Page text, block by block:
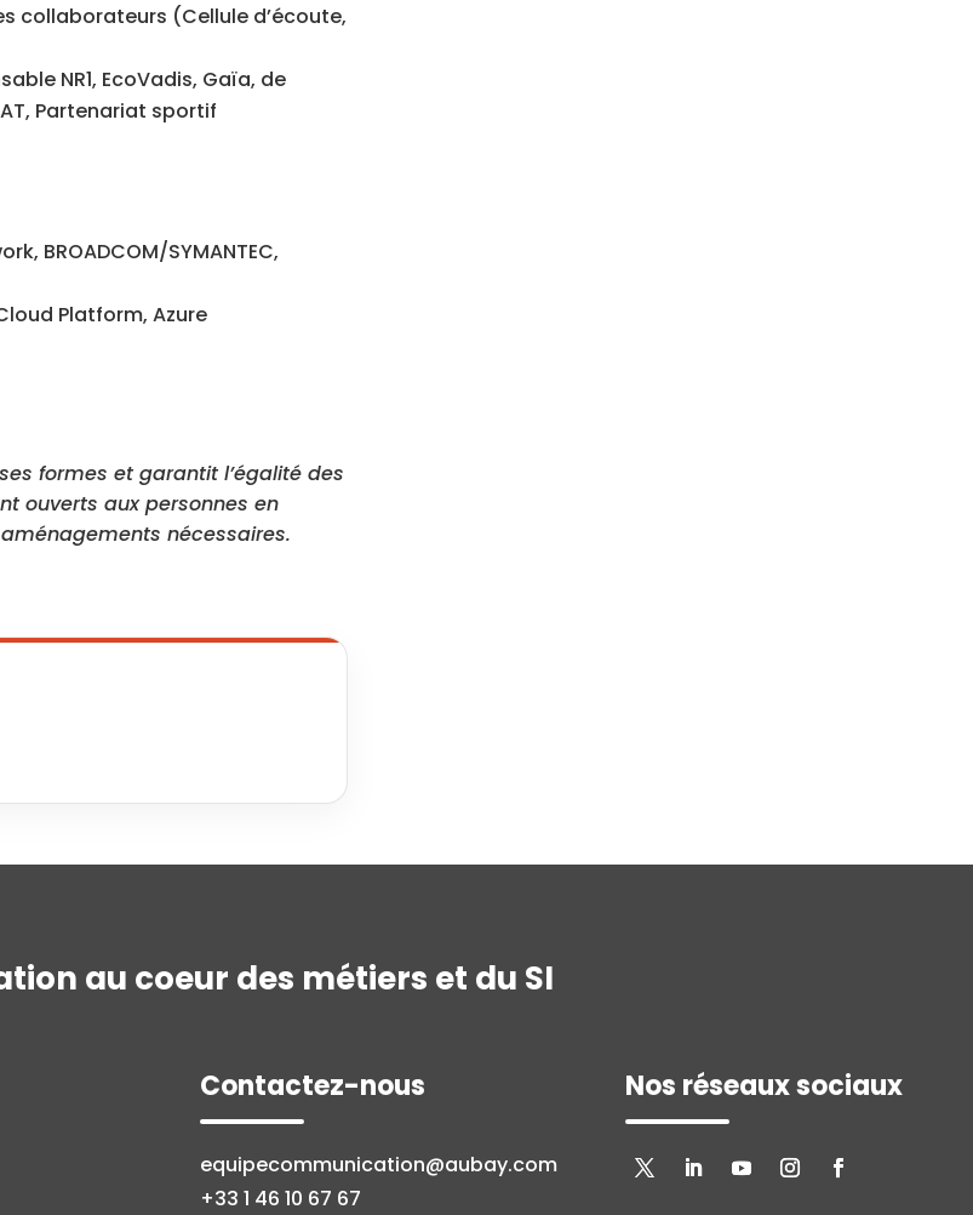
collaborateurs (Cellule d’écoute,
NR1, EcoVadis, Gaïa, de
Partenariat sportif
BROADCOM/SYMANTEC,
Platform, Azure
formes et garantit l’égalité des
ouverts aux personnes en
nécessaires.
au coeur des métiers et du SI
Contactez-nous
equipecommunication@aubay.com
+33 1 46 10 67 67
Nos réseaux sociaux